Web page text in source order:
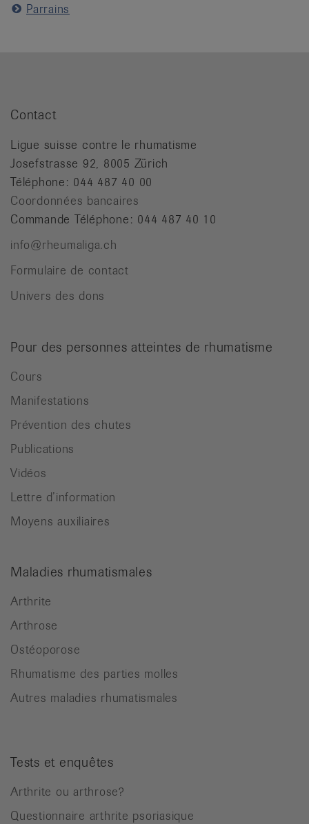
Parrains
Contact
Ligue suisse contre le rhumatisme
Josefstrasse 92, 8005 Zürich
Téléphone: 044 487 40 00
Coordonnées bancaires
Commande Téléphone: 044 487 40 10
info@rheumaliga.ch
Formulaire de contact
Univers des dons
Pour des personnes atteintes de rhumatisme
Cours
Manifestations
Prévention des chutes
Publications
Vidéos
Lettre d’information
Moyens auxiliaires
Maladies rhumatismales
Arthrite
Arthrose
Ostéoporose
Rhumatisme des parties molles
Autres maladies rhumatismales
Tests et enquêtes
Arthrite ou arthrose?
Questionnaire arthrite psoriasique